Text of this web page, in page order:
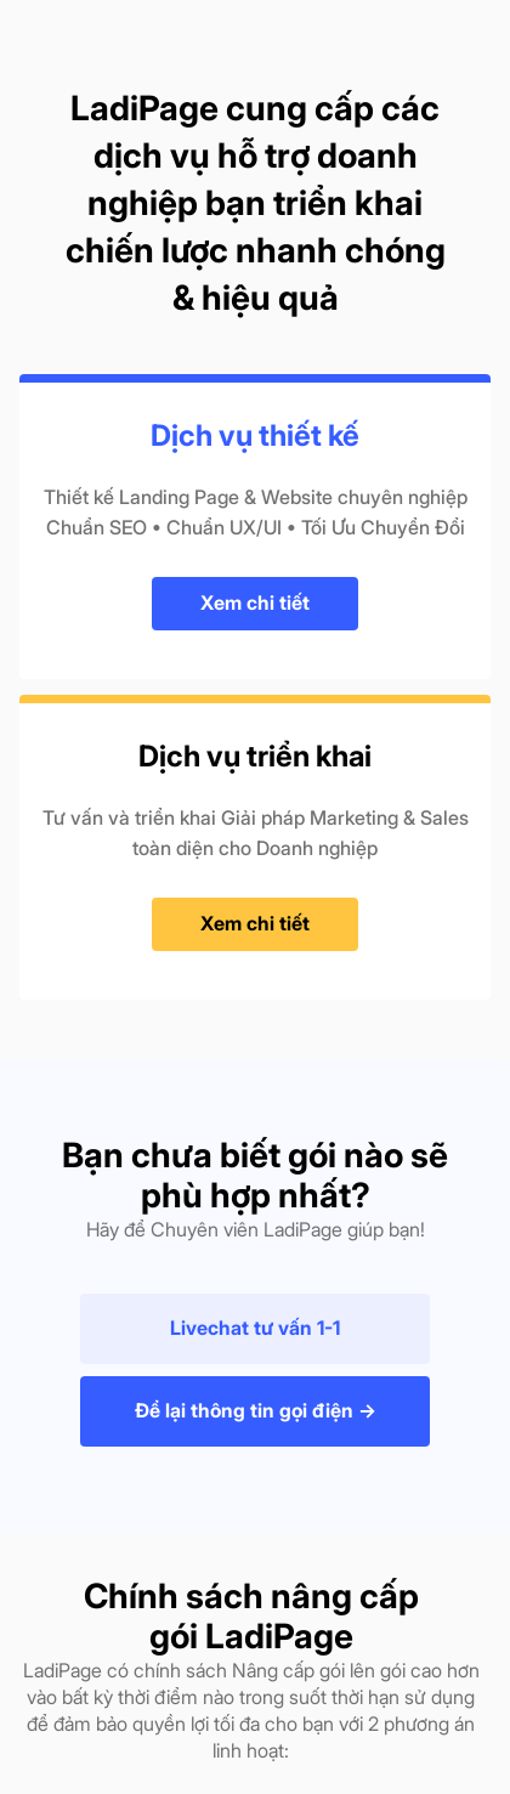
LadiPage cung cấp các
dịch vụ hỗ trợ doanh
nghiệp bạn triển khai
chiến lược nhanh chóng
& hiệu quả
Dịch vụ thiết kế
Thiết kế Landing Page & Website chuyên nghiệp
Chuẩn SEO • Chuẩn UX/UI • Tối Ưu Chuyển Đổi
Xem chi tiết
Dịch vụ triển khai
Tư vấn và triển khai Giải pháp Marketing & Sales
toàn diện cho Doanh nghiệp
Xem chi tiết
Bạn chưa biết gói nào sẽ
phù hợp nhất?
Hãy để Chuyên viên LadiPage giúp bạn!
Livechat tư vấn 1-1
Để lại thông tin gọi điện ->
Chính sách nâng cấp
gói LadiPage
LadiPage có chính sách Nâng cấp gói lên gói cao hơn
vào bất kỳ thời điểm nào trong suốt thời hạn sử dụng
để đảm bảo quyền lợi tối đa cho bạn với 2 phương án
linh hoạt: